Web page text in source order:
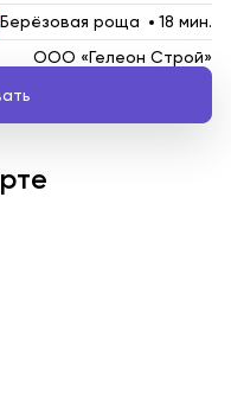
Берёзовая роща
18 мин.
ООО «Гелеон Строй»